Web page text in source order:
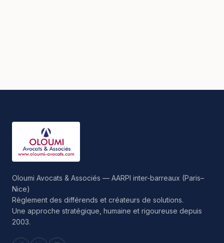
Oloumi Avocats & Associés — AARPI inter-barreaux (Paris–
Nice)
Règlement des différends et créateurs de solutions.
Une approche stratégique, humaine et rigoureuse depuis
2003.